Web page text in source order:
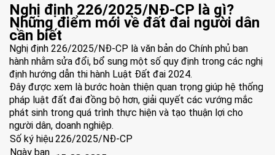
Nghị định 226/2025/NĐ-CP là gì?
Những điểm mới về đất đai người dân
cần biết
Nghị định 226/2025/NĐ-CP là văn bản do Chính phủ ban
hành nhằm sửa đổi, bổ sung một số quy định trong các nghị
định hướng dẫn thi hành Luật Đất đai 2024.
Đây được xem là bước hoàn thiện quan trọng giúp hệ thống
pháp luật đất đai đồng bộ hơn, giải quyết các vướng mắc
phát sinh trong quá trình thực hiện và tạo thuận lợi cho
người dân, doanh nghiệp.
Số ký hiệu226/2025/NĐ-CP
Ngày ban